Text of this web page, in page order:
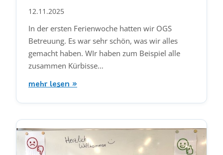
12.11.2025
In der ersten Ferienwoche hatten wir OGS
Betreuung. Es war sehr schön, was wir alles
gemacht haben. WIr haben zum Beispiel alle
zusammen Kürbisse…
mehr lesen »